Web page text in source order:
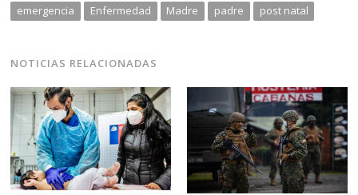
emergencia Enfermedad Madre padre post natal
NOTICIAS RELACIONADAS